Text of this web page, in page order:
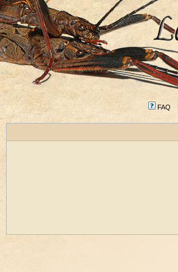
FAQ